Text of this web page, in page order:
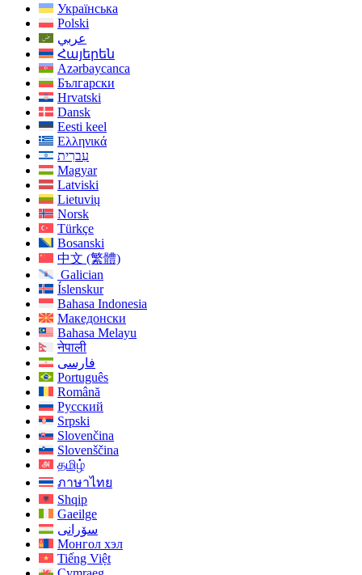
Українська
Polski
عربي
Հայերեն
Azərbaycanca
Български
Hrvatski
Dansk
Eesti keel
Ελληνικά
עִברִית
Magyar
Latviski
Lietuvių
Norsk
Türkçe
Bosanski
中文 (繁體)
Galician
Íslenskur
Bahasa Indonesia
Македонски
Bahasa Melayu
नेपाली
فارسی
Português
Română
Русский
Srpski
Slovenčina
Slovenščina
தமிழ்
ภาษาไทย
Shqip
Gaeilge
سۆرانی
Монгол хэл
Tiếng Việt